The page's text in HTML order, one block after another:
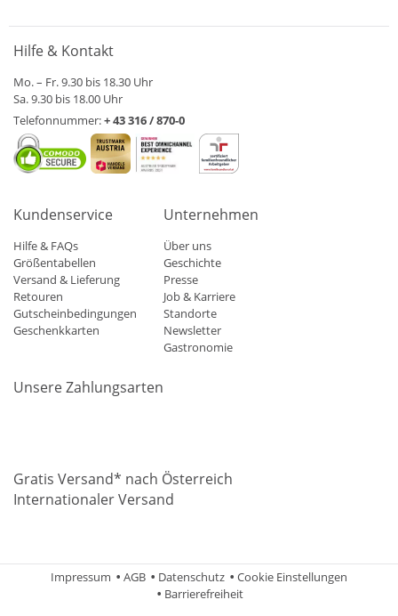
Hilfe & Kontakt
Mo. – Fr. 9.30 bis 18.30 Uhr
Sa. 9.30 bis 18.00 Uhr
Telefonnummer:+ 43 316 / 870-0
Kundenservice
Hilfe & FAQs
Größentabellen
Versand & Lieferung
Retouren
Gutscheinbedingungen
Geschenkkarten
Unternehmen
Über uns
Geschichte
Presse
Job & Karriere
Standorte
Newsletter
Gastronomie
Unsere Zahlungsarten
Gratis Versand* nach Österreich
Internationaler Versand
Impressum AGB Datenschutz
Cookie Einstellungen
Barrierefreiheit